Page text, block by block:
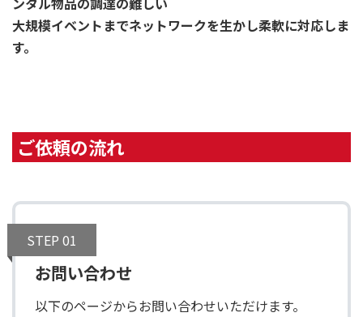
大規模イベントまでネットワークを生かし柔軟に対応しま
す。
ご依頼の流れ
STEP 01
お問い合わせ
以下のページからお問い合わせいただけます。